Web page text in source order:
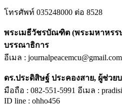
โทรศัพท์ 035248000 ต่อ 8528
พระเมธีวัชรบัณฑิต (พระมหาหรร
บรรณาธิการ
อีเมล : journalpeacemcu@gmail.com
ดร.ประดิสิษฐ์ ประคองสาย, ผู้ช่วย
มือถือ : 082-551-5991 อีเมล :
ID line : ohho456